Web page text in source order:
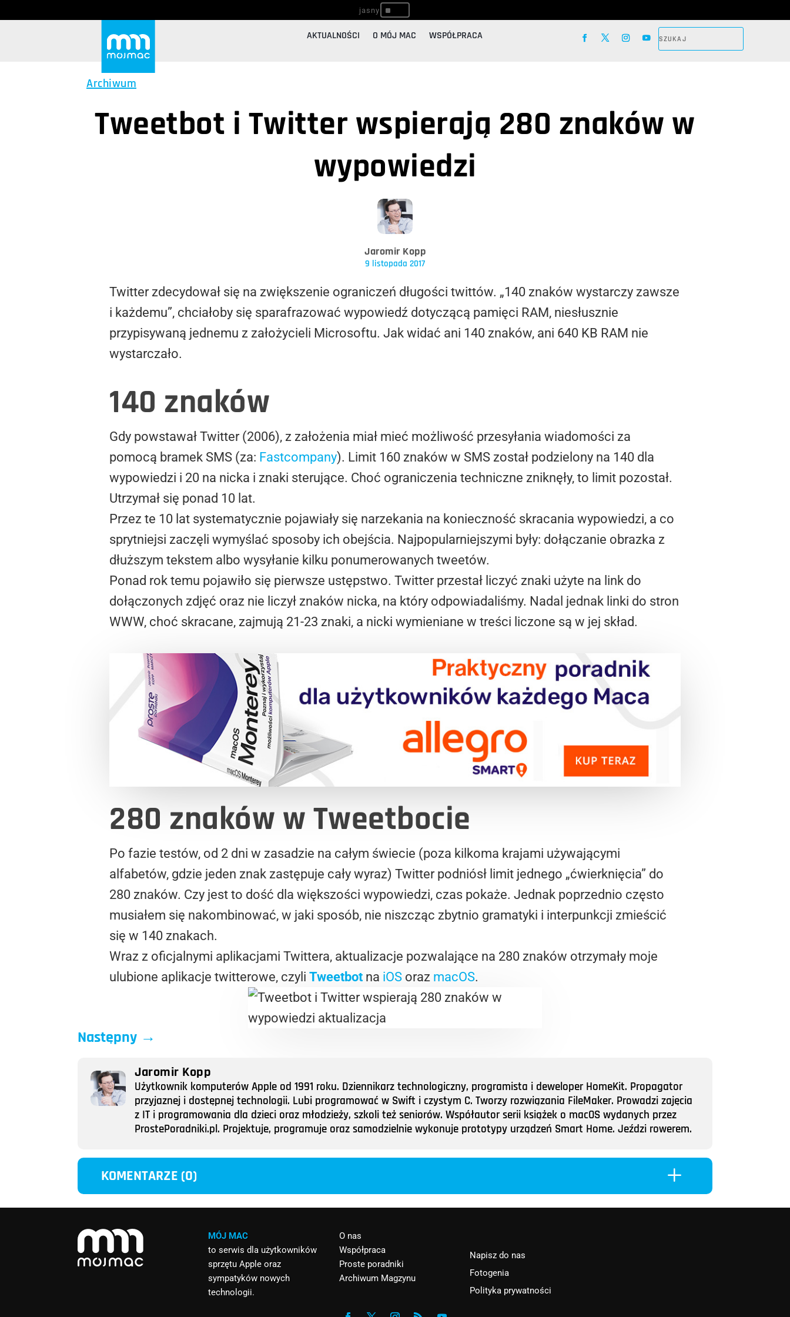
^
AKTUALNOŚCI O MÓJ MAC WSPÓŁPRACA
Archiwum
Tweetbot i Twitter wspierają 280 znaków w
wypowiedzi
Jaromir Kopp
9 listopada 2017
Twitter zdecydował się na zwiększenie ograniczeń długości twittów. „140 znaków wystarczy zawsze
i każdemu”, chciałoby się sparafrazować wypowiedź dotyczącą pamięci RAM, niesłusznie
przypisywaną jednemu z założycieli Microsoftu. Jak widać ani 140 znaków, ani 640 KB RAM nie
wystarczało.
140 znaków
Gdy powstawał Twitter (2006), z założenia miał mieć możliwość przesyłania wiadomości za
pomocą bramek SMS (za: Fastcompany). Limit 160 znaków w SMS został podzielony na 140 dla
wypowiedzi i 20 na nicka i znaki sterujące. Choć ograniczenia techniczne zniknęły, to limit pozostał.
Utrzymał się ponad 10 lat.
Przez te 10 lat systematycznie pojawiały się narzekania na konieczność skracania wypowiedzi, a co
sprytniejsi zaczęli wymyślać sposoby ich obejścia. Najpopularniejszymi były: dołączanie obrazka z
dłuższym tekstem albo wysyłanie kilku ponumerowanych tweetów.
Ponad rok temu pojawiło się pierwsze ustępstwo. Twitter przestał liczyć znaki użyte na link do
dołączonych zdjęć oraz nie liczył znaków nicka, na który odpowiadaliśmy. Nadal jednak linki do stron
WWW, choć skracane, zajmują 21-23 znaki, a nicki wymieniane w treści liczone są w jej skład.
280 znaków w Tweetbocie
Po fazie testów, od 2 dni w zasadzie na całym świecie (poza kilkoma krajami używającymi
alfabetów, gdzie jeden znak zastępuje cały wyraz) Twitter podniósł limit jednego „ćwierknięcia” do
280 znaków. Czy jest to dość dla większości wypowiedzi, czas pokaże. Jednak poprzednio często
musiałem się nakombinować, w jaki sposób, nie niszcząc zbytnio gramatyki i interpunkcji zmieścić
się w 140 znakach.
Wraz z oficjalnymi aplikacjami Twittera, aktualizacje pozwalające na 280 znaków otrzymały moje
ulubione aplikacje twitterowe, czyli Tweetbot na iOS oraz macOS.
Następny →
Jaromir Kopp
Użytkownik komputerów Apple od 1991 roku. Dziennikarz technologiczny, programista i deweloper HomeKit. Propagator
przyjaznej i dostępnej technologii. Lubi programować w Swift i czystym C. Tworzy rozwiązania FileMaker. Prowadzi zajęcia
z IT i programowania dla dzieci oraz młodzieży, szkoli też seniorów. Współautor serii książek o macOS wydanych przez
ProstePoradniki.pl. Projektuje, programuje oraz samodzielnie wykonuje prototypy urządzeń Smart Home. Jeździ rowerem.
KOMENTARZE (0) L
MÓJ MAC
to serwis dla użytkowników
sprzętu Apple oraz
sympatyków nowych
technologii.
O nas
Współpraca
Proste poradniki
Archiwum Magzynu
Napisz do nas
Fotogenia
Polityka prywatności